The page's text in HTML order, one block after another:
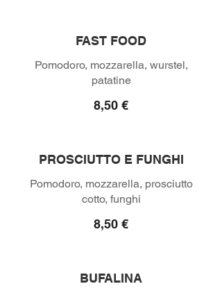
FAST FOOD
Pomodoro, mozzarella, wurstel,
patatine
8,50 €
PROSCIUTTO E FUNGHI
Pomodoro, mozzarella, prosciutto
8,50 €
BUFALINA